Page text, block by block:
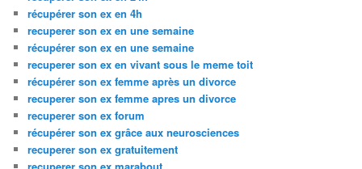
récupérer son ex en 4h
recuperer son ex en une semaine
récupérer son ex en une semaine
recuperer son ex en vivant sous le meme toit
récupérer son ex femme après un divorce
recuperer son ex femme apres un divorce
recuperer son ex forum
récupérer son ex grâce aux neurosciences
recuperer son ex gratuitement